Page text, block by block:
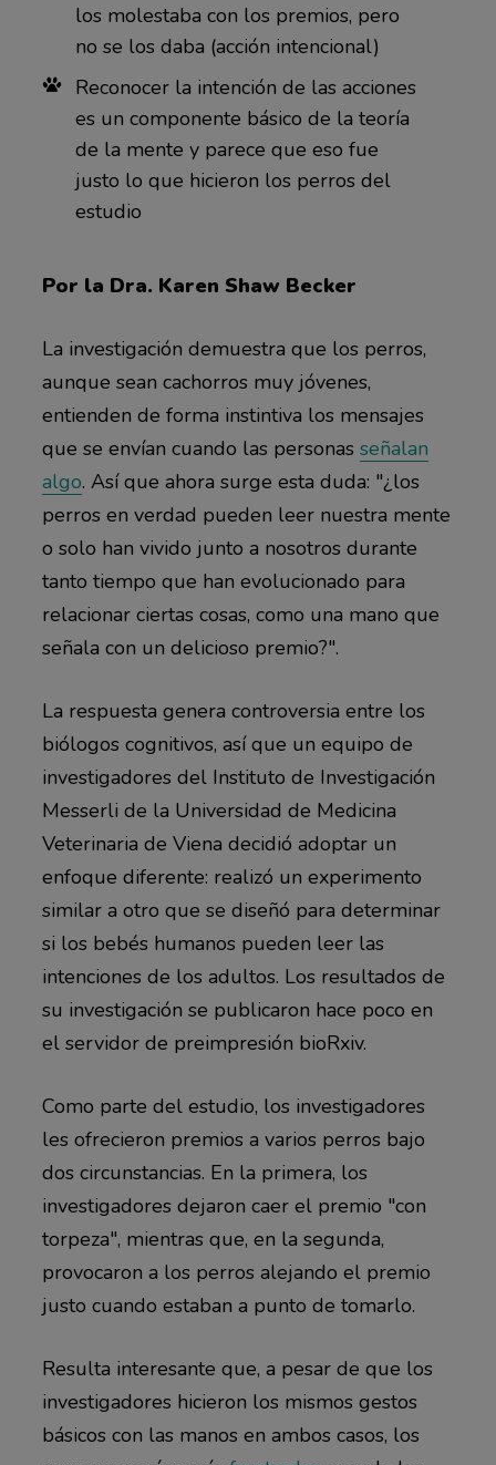
los molestaba con los premios, pero
no se los daba (acción intencional)
Reconocer la intención de las acciones
es un componente básico de la teoría
de la mente y parece que eso fue
justo lo que hicieron los perros del
estudio
Por la Dra. Karen Shaw Becker
La investigación demuestra que los perros,
aunque sean cachorros muy jóvenes,
entienden de forma instintiva los mensajes
que se envían cuando las personas señalan
algo. Así que ahora surge esta duda: "¿los
perros en verdad pueden leer nuestra mente
o solo han vivido junto a nosotros durante
tanto tiempo que han evolucionado para
relacionar ciertas cosas, como una mano que
señala con un delicioso premio?".
La respuesta genera controversia entre los
biólogos cognitivos, así que un equipo de
investigadores del Instituto de Investigación
Messerli de la Universidad de Medicina
Veterinaria de Viena decidió adoptar un
enfoque diferente: realizó un experimento
similar a otro que se diseñó para determinar
si los bebés humanos pueden leer las
intenciones de los adultos. Los resultados de
su investigación se publicaron hace poco en
el servidor de preimpresión bioRxiv.
Como parte del estudio, los investigadores
les ofrecieron premios a varios perros bajo
dos circunstancias. En la primera, los
investigadores dejaron caer el premio "con
torpeza", mientras que, en la segunda,
provocaron a los perros alejando el premio
justo cuando estaban a punto de tomarlo.
Resulta interesante que, a pesar de que los
investigadores hicieron los mismos gestos
básicos con las manos en ambos casos, los